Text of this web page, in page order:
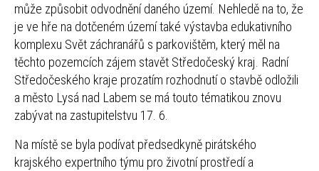
může způsobit odvodnění daného území. Nehledě na to, že
je ve hře na dotčeném území také výstavba edukativního
komplexu Svět záchranářů s parkovištěm, který měl na
těchto pozemcích zájem stavět Středočeský kraj. Radní
Středočeského kraje prozatím rozhodnutí o stavbě odložili
a město Lysá nad Labem se má touto tématikou znovu
zabývat na zastupitelstvu 17. 6.
Na místě se byla podívat předsedkyně pirátského
krajského expertního týmu pro životní prostředí a